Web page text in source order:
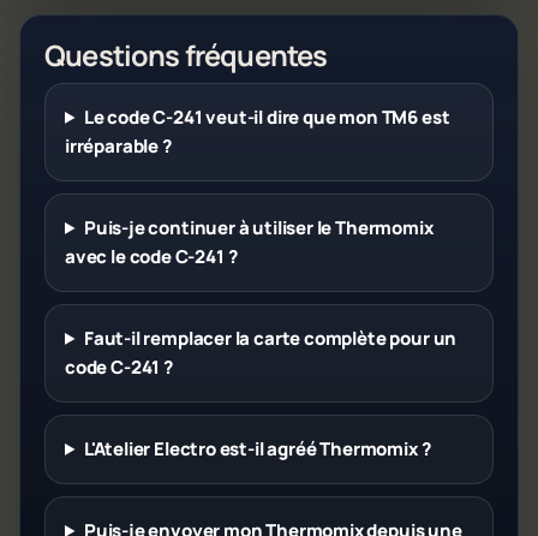
Questions fréquentes
Le code C-241 veut-il dire que mon TM6 est
irréparable ?
Puis-je continuer à utiliser le Thermomix
avec le code C-241 ?
Faut-il remplacer la carte complète pour un
code C-241 ?
L'Atelier Electro est-il agréé Thermomix ?
Puis-je envoyer mon Thermomix depuis une